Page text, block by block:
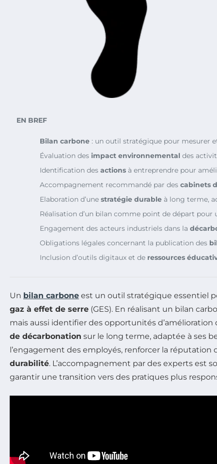
EN BREF
Bilan carbone : un outil stratégique pour mesurer
Évaluation des impact environnemental des
Identification des actions à entreprendre pour
Accompagnement recommandé par des cabinets
Elaboration d’une stratégie durable à long terme,
Réalisation d’un bilan comme point de départ pour
Engagement des acteurs industriels dans la
Obligations légales concernant la publication des
Inclusion d’outils digitaux et de ressources
Un bilan carbone est un outil stratégique essentiel
gaz à effet de serre (GES). En réalisant un bilan
mais aussi identifier des opportunités
de décarbonation sur le long terme, adaptée à ses
l’engagement des employés, renforcer la
durabilité. L’accompagnement par des experts est
garantir une transition vers des pratiques plus